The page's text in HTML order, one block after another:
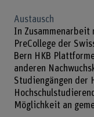
Austausch
In
PreCollege der
Bern HKB
anderen
Studiengängen der
Möglichkeit an